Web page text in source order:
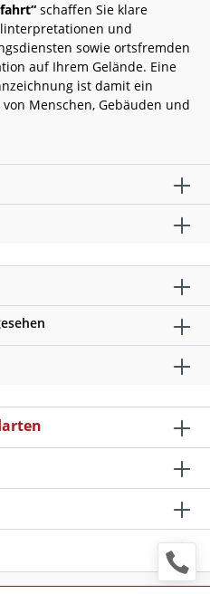
schaffen Sie klare
und
sowie ortsfremden
auf Ihrem Gelände. Eine
ist damit ein
Menschen, Gebäuden und